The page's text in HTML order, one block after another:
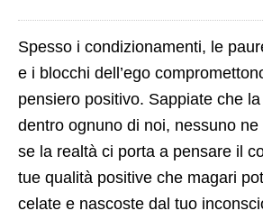
Spesso i condizionamenti, le
e i blocchi dell’ego
pensiero positivo. Sappiate che
dentro ognuno di noi, nessuno
se la realtà ci porta a pensare il
tue qualità positive che magari
celate e nascoste dal tuo